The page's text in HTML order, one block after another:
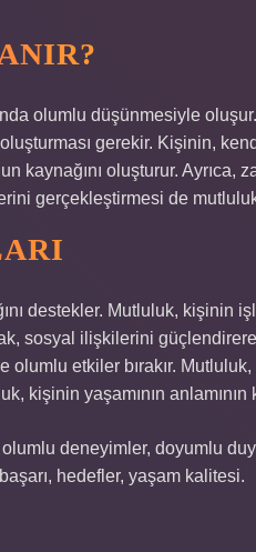
olumlu düşünmesiyle
gerekir. Kişinin,
kaynağını oluşturur. Ayrıca,
gerçekleştirmesi de
destekler. Mutluluk, kişinin
sosyal ilişkilerini
etkiler bırakır.
kişinin yaşamının
deneyimler, doyumlu
hedefler, yaşam kalitesi.